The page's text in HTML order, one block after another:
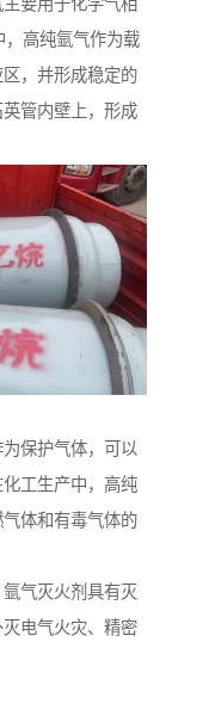
，高纯氩气作为载
，并形成稳定的
管内壁上，形成
保护气体，可以
工生产中，高纯
体和有毒气体的
气灭火剂具有灭
电气火灾、精密